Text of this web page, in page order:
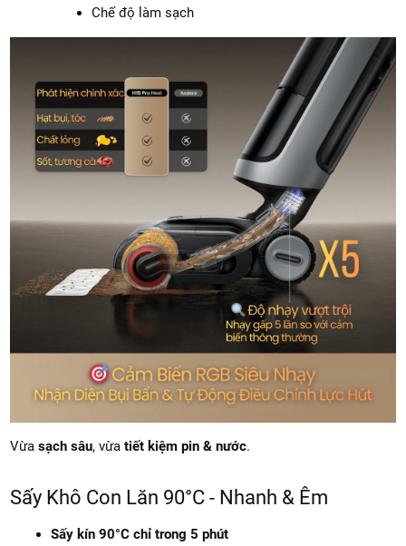
Chế độ làm sạch
Vừasạch sâu, vừatiết kiệm pin & nước.
Sấy Khô Con Lăn 90°C - Nhanh & Êm
Sấy kín 90°C chỉ trong 5 phút